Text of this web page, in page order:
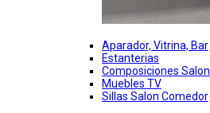
Aparador, Vitrina, Bar
Estanterias
Composiciones Salon
Muebles TV
Sillas Salon Comedor